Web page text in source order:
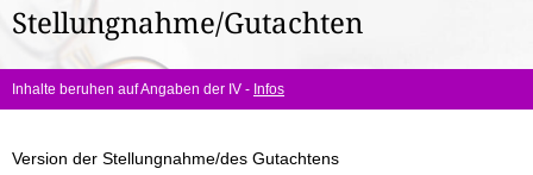
hier:
Stellungnahme/Gutachten
Inhalte beruhen auf Angaben der IV - Infos
Version der Stellungnahme/des Gutachtens